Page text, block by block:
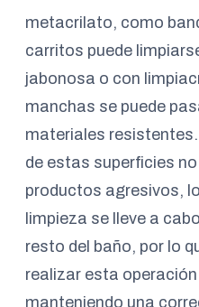
metacrilato, como
carritos puede
jabonosa o con
manchas se puede
materiales
de estas superficies
productos agresivos,
limpieza se lleve a
resto del baño, por lo
realizar esta
manteniendo una